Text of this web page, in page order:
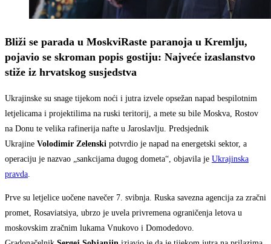
Bliži se parada u MoskviRaste paranoja u Kremlju,
pojavio se skroman popis gostiju: Najveće izaslanstvo
stiže iz hrvatskog susjedstva
Ukrajinske su snage tijekom noći i jutra izvele opsežan napad bespilotnim
letjelicama i projektilima na ruski teritorij, a mete su bile Moskva, Rostov
na Donu te velika rafinerija nafte u Jaroslavlju. Predsjednik
Ukrajine Volodimir Zelenski potvrdio je napad na energetski sektor, a
operaciju je nazvao „sankcijama dugog dometa“, objavila je Ukrajinska
pravda.
Prve su letjelice uočene navečer 7. svibnja. Ruska savezna agencija za zračni
promet, Rosaviatsiya, ubrzo je uvela privremena ograničenja letova u
moskovskim zračnim lukama Vnukovo i Domodedovo.